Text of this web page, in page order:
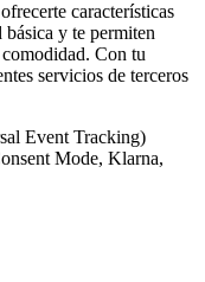
características
y te permiten
Con tu
servicios de terceros
Event Tracking)
Mode, Klarna,